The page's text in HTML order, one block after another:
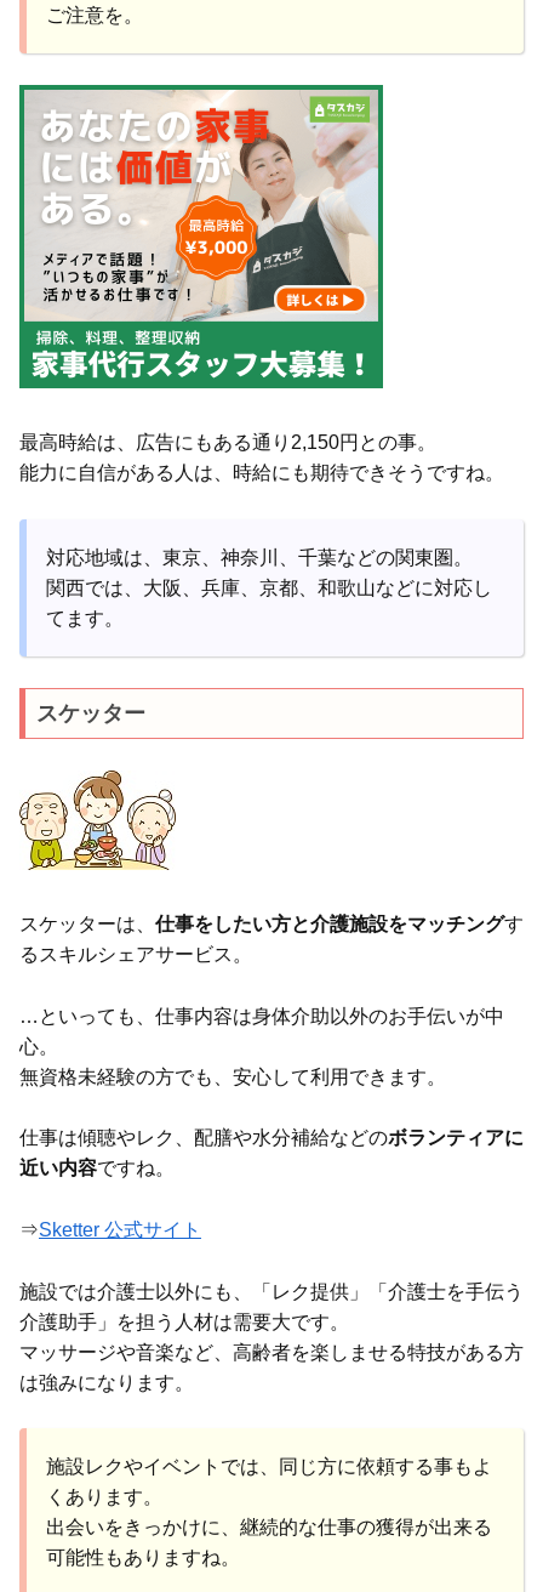
ご注意を。
最高時給は、広告にもある通り2,150円との事。
能力に自信がある人は、時給にも期待できそうですね。
対応地域は、東京、神奈川、千葉などの関東圏。
関西では、大阪、兵庫、京都、和歌山などに対応し
てます。
スケッター
スケッターは、 仕事をしたい方と介護施設をマッチングす
るスキルシェアサービス。
…といっても、仕事内容は身体介助以外のお手伝いが中
心。
無資格未経験の方でも、安心して利用できます。
仕事は傾聴やレク、配膳や水分補給などのボランティアに
近い内容ですね。
⇒Sketter 公式サイト
施設では介護士以外にも、「レク提供」「介護士を手伝う
介護助手」を担う人材は需要大です。
マッサージや音楽など、高齢者を楽しませる特技がある方
は強みになります。
施設レクやイベントでは、同じ方に依頼する事もよ
くあります。
出会いをきっかけに、継続的な仕事の獲得が出来る
可能性もありますね。